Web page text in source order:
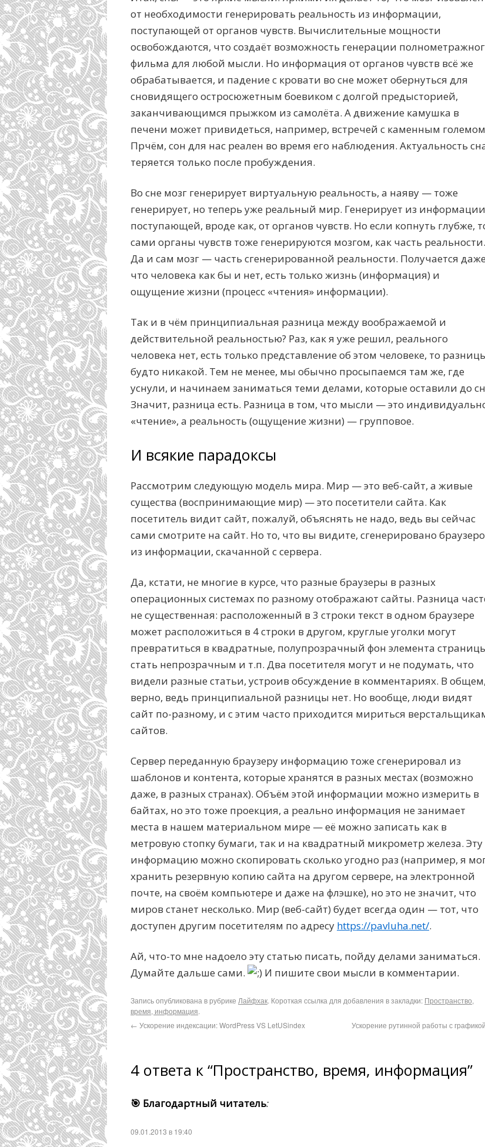
от необходимости генерировать реальность из информации,
поступающей от органов чувств. Вычислительные мощности
освобождаются, что создаёт возможность генерации
фильма для любой мысли. Но информация от органов чувств всё же
обрабатывается, и падение с кровати во сне может обернуться для
сновидящего остросюжетным боевиком с долгой предысторией,
заканчивающимся прыжком из самолёта. А движение камушка в
печени может привидеться, например, встречей с каменным
Прчём, сон для нас реален во время его наблюдения. Актуальность
теряется только после пробуждения.
Во сне мозг генерирует виртуальную реальность, а наяву — тоже
генерирует, но теперь уже реальный мир. Генерирует из
поступающей, вроде как, от органов чувств. Но если копнуть глубже,
сами органы чувств тоже генерируются мозгом, как часть реальности.
Да и сам мозг — часть сгенерированной реальности. Получается
что человека как бы и нет, есть только жизнь (информация) и
ощущение жизни (процесс «чтения» информации).
Так и в чём принципиальная разница между воображаемой и
действительной реальностью? Раз, как я уже решил, реального
человека нет, есть только представление об этом человеке, то
будто никакой. Тем не менее, мы обычно просыпаемся там же, где
уснули, и начинаем заниматься теми делами, которые оставили до
Значит, разница есть. Разница в том, что мысли — это
«чтение», а реальность (ощущение жизни) — групповое.
И всякие парадоксы
Рассмотрим следующую модель мира. Мир — это веб-сайт, а живые
существа (воспринимающие мир) — это посетители сайта. Как
посетитель видит сайт, пожалуй, объяснять не надо, ведь вы сейчас
сами смотрите на сайт. Но то, что вы видите, сгенерировано
из информации, скачанной с сервера.
Да, кстати, не многие в курсе, что разные браузеры в разных
операционных системах по разному отображают сайты. Разница
не существенная: расположенный в 3 строки текст в одном браузере
может расположиться в 4 строки в другом, круглые уголки могут
превратиться в квадратные, полупрозрачный фон элемента
стать непрозрачным и т.п. Два посетителя могут и не подумать, что
видели разные статьи, устроив обсуждение в комментариях. В общем,
верно, ведь принципиальной разницы нет. Но вообще, люди видят
сайт по-разному, и с этим часто приходится мириться
сайтов.
Сервер переданную браузеру информацию тоже сгенерировал из
шаблонов и контента, которые хранятся в разных местах (возможно
даже, в разных странах). Объём этой информации можно измерить в
байтах, но это тоже проекция, а реально информация не занимает
места в нашем материальном мире — её можно записать как в
метровую стопку бумаги, так и на квадратный микрометр железа. Эту
информацию можно скопировать сколько угодно раз (например, я
хранить резервную копию сайта на другом сервере, на электронной
почте, на своём компьютере и даже на флэшке), но это не значит, что
миров станет несколько. Мир (веб-сайт) будет всегда один — тот, что
доступен другим посетителям по адресу https://pavluha.net/.
Ай, что-то мне надоело эту статью писать, пойду делами заниматься.
Думайте дальше сами.
И пишите свои мысли в комментарии.
Запись опубликована в рубрике Лайфхак. Короткая ссылка для добавления в закладки: Пространство,
время, информация.
← Ускорение индексации: WordPress VS LetUSindex Ускорение рутинной работы с графикой
4 ответа к “Пространство, время, информация”
🎯 Благодартный читатель:
09.01.2013 в 19:40